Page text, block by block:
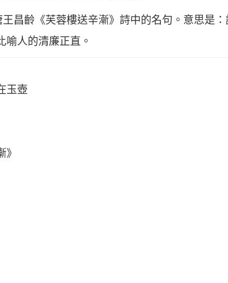
王昌齡《芙蓉樓送辛漸》詩中的名句。意思是
喻人的清廉正直。
玉壺
》